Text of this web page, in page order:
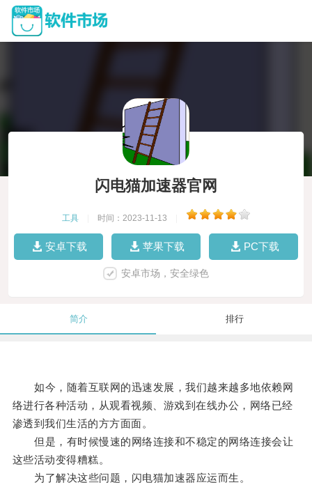
闪电猫加速器官网
工具 时间：2023-11-13
安卓下载 苹果下载 PC下载
安卓市场，安全绿色
简介 排行
如今，随着互联网的迅速发展，我们越来越多地依赖网
络进行各种活动，从观看视频、游戏到在线办公，网络已经
渗透到我们生活的方方面面。
但是，有时候慢速的网络连接和不稳定的网络连接会让
这些活动变得糟糕。
为了解决这些问题，闪电猫加速器应运而生。